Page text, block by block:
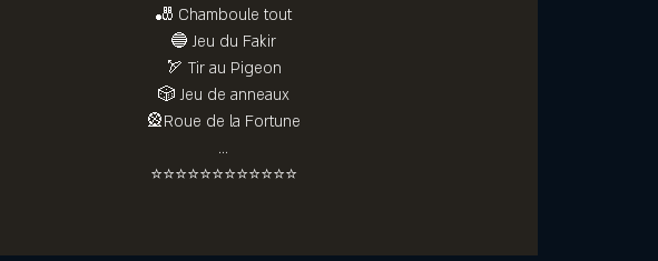
🎳 Chamboule tout
🔵 Jeu du Fakir
🏹 Tir au Pigeon
🎲 Jeu de anneaux
🎡Roue de la Fortune
...